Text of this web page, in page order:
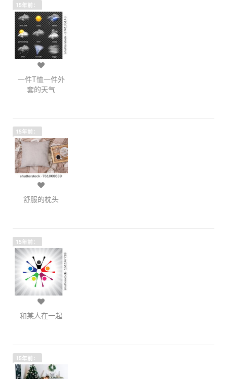
15年前：
一件T恤一件外
套的天气
15年前：
舒服的枕头
15年前：
和某人在一起
15年前：